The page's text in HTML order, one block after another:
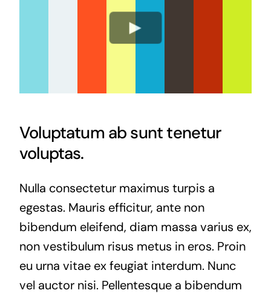
Voluptatum ab sunt tenetur
voluptas.
Nulla consectetur maximus turpis a
egestas. Mauris efficitur, ante non
bibendum eleifend, diam massa varius ex,
non vestibulum risus metus in eros. Proin
eu urna vitae ex feugiat interdum. Nunc
vel auctor nisi. Pellentesque a bibendum